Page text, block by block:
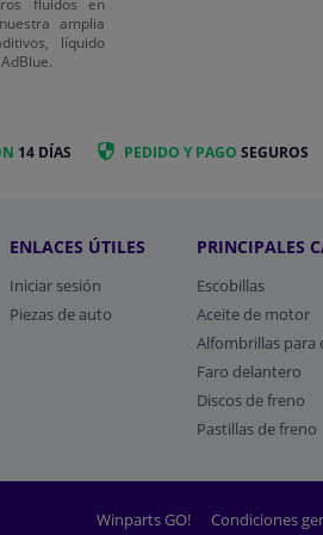
amplia
líquido
14 DÍAS PEDIDO Y PAGO SEGUROS
ENLACES ÚTILES
Iniciar sesión
Piezas de auto
PRINCIPALES
Escobillas
Aceite de motor
Alfombrillas para
Faro delantero
Discos de freno
Pastillas de freno
Winparts GO! Condiciones